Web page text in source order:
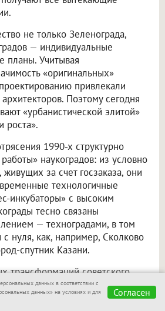
не только Зеленограда,
— индивидуальные
планы. Учитывая
«оригинальных»
привлекали
Поэтому сегодня
«урбанистической элитой»
роста».
1990-х структурно
наукоградов: из условно
за счет госзаказа, они
технологичные
инкубаторы» с высоким
тесно связаны
— техноградами, в том
нуля, как, например, Сколково
спутник Казани.
трансформаций советского
реалиям считается
поселок городского типа
данных в соответствии с
данных» на условиях и для
Согласен